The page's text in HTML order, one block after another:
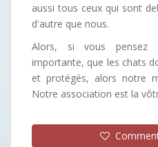
aussi tous ceux qui sont
d'autre que nous.
Alors, si vous pensez
importante, que les chats
et protégés, alors notre
Notre association est la